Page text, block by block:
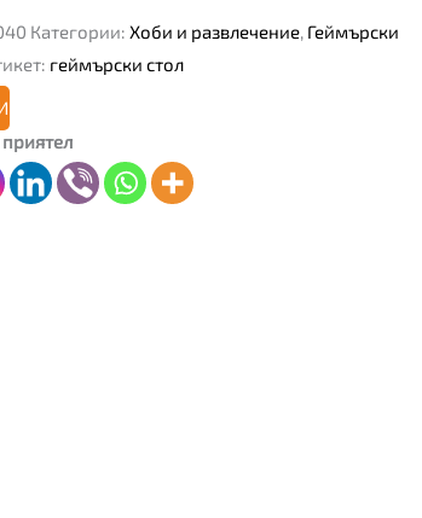
Категории: Хоби и развлечение Геймърски
геймърски стол